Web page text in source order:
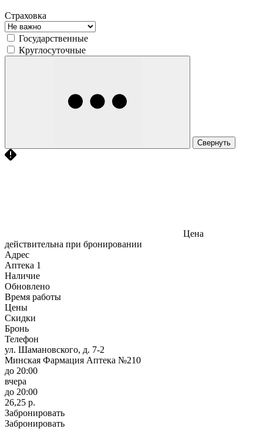
Страховка
Государственные
Круглосуточные
Свернуть
Цена
действительна при бронировании
Адрес
Аптека 1
Наличие
Обновлено
Время работы
Цены
Скидки
Бронь
Телефон
ул. Шамановского, д. 7-2
Минская Фармация Аптека №210
до 20:00
вчера
до 20:00
26,25 р.
Забронировать
Забронировать